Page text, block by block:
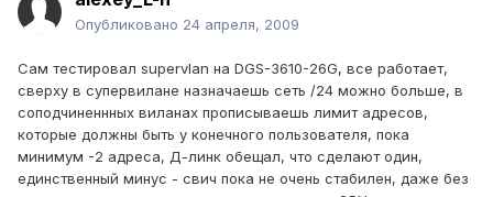
Опубликовано 24 апреля, 2009
Сам тестировал supervlan на DGS-3610-26G, все работает,
сверху в супервилане назначаешь сеть /24 можно больше, в
соподчиненнных виланах прописываешь лимит адресов,
которые должны быть у конечного пользователя, пока
минимум -2 адреса, Д-линк обещал, что сделают один,
единственный минус - свич пока не очень стабилен, даже без